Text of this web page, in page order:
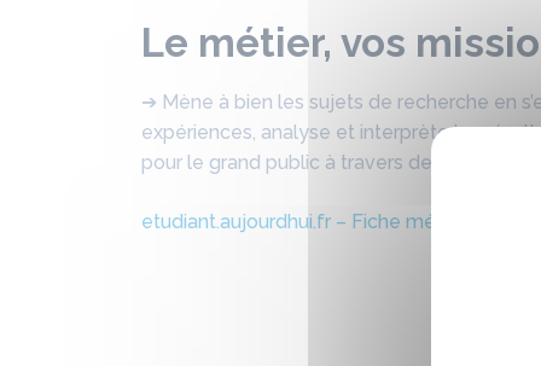
Le métier, vos
➔ Mène à bien les sujets de recherche en
expériences, analyse et interprète les
pour le grand public à travers des articles,
etudiant.aujourdhui.fr – Fiche métier :